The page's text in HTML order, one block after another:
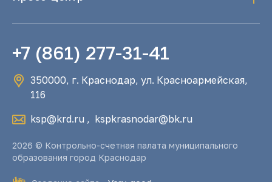
+7 (861) 277-31-41
350000, г. Краснодар, ул. Красноармейская,
116
ksp@krd.ru , kspkrasnodar@bk.ru
2026 © Контрольно-счетная палата муниципального
образования город Краснодар